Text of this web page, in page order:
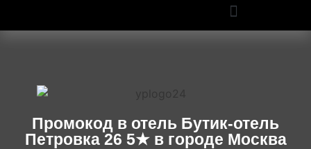
Промокод в отель Бутик-отель
Петровка 26 5★ в городе Москва